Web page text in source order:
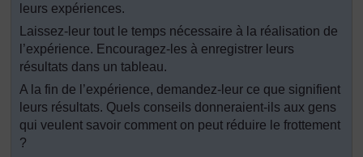
leurs expériences.
Laissez-leur tout le temps nécessaire à la réalisation de
l’expérience. Encouragez-les à enregistrer leurs
résultats dans un tableau.
A la fin de l’expérience, demandez-leur ce que signifient
leurs résultats. Quels conseils donneraient-ils aux gens
qui veulent savoir comment on peut réduire le frottement
?